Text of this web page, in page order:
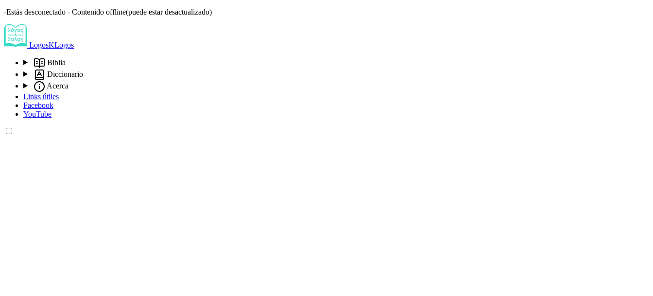
-Estás desconectado - Contenido offline(puede estar desactualizado)
LogosKLogos
Biblia
Diccionario
Acerca
Links útiles
Facebook
YouTube